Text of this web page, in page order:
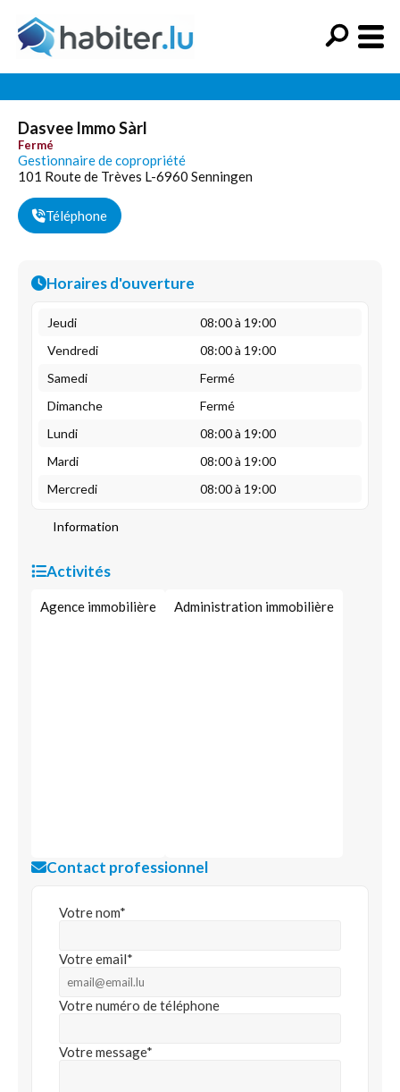
Dasvee Immo Sàrl
Fermé
Gestionnaire de copropriété
101 Route de Trèves L-6960 Senningen
Téléphone
Horaires d'ouverture
Jeudi
08:00 à 19:00
Vendredi
08:00 à 19:00
Samedi
Fermé
Dimanche
Fermé
Lundi
08:00 à 19:00
Mardi
08:00 à 19:00
Mercredi
08:00 à 19:00
Information
Activités
Agence immobilière Administration immobilière
Contact professionnel
Votre nom*
Votre email*
Votre numéro de téléphone
Votre message*